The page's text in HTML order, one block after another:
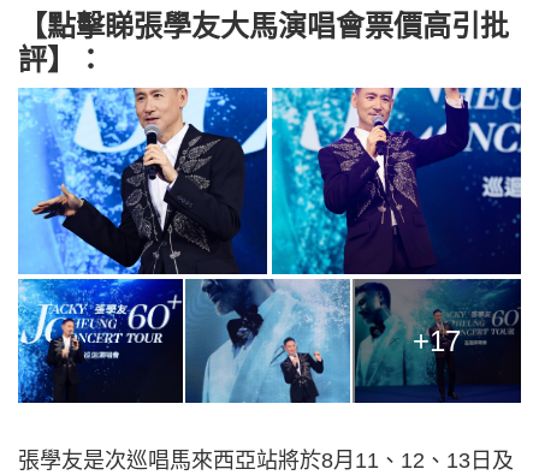
【點擊睇張學友大馬演唱會票價高引批
評】：
+17
張學友是次巡唱馬來西亞站將於8月11、12、13日及